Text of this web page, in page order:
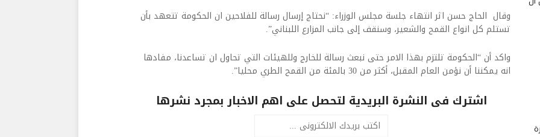
وقال الحاج حسن اثر انتهاء جلسة مجلس الوزراء: “نحتاج إرسال رسالة للفلاحين ان الحكومة تتعهد بأن
تستلم كل انواع القمح والشعير، وسنقف إلى جانب المزارع اللبناني”.
واكد أن “الحكومة تلتزم بهذا الامر حتى نبعث رسالة للخارج وللهيئات التي تحاول ان تساعدنا، مفادها
انه يمكننا أن نؤمن العام المقبل، أكثر من 30 بالمئة من القمح الطري محليا”.
اشترك فى النشرة البريدية لتحصل على اهم الاخبار بمجرد نشرها